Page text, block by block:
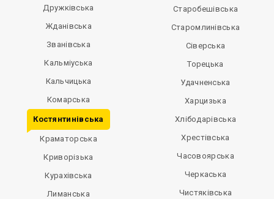
Дружківська
Жданівська
Званівська
Кальміуська
Кальчицька
Комарська
Костянтинівська
Краматорська
Криворізька
Курахівська
Лиманська
Старобешівська
Старомлинівська
Сіверська
Торецька
Удачненська
Харцизька
Хлібодарівська
Хрестівська
Часовоярська
Черкаська
Чистяківська